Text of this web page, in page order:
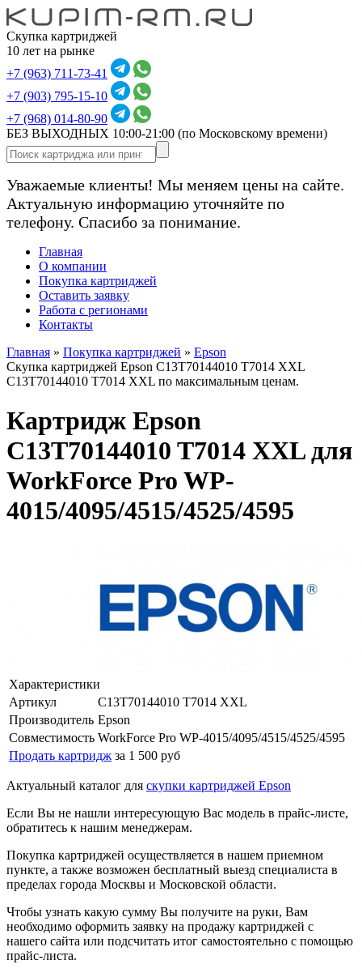
Скупка картриджей
10 лет на рынке
+7 (963) 711-73-41
+7 (903) 795-15-10
+7 (968) 014-80-90
БЕЗ ВЫХОДНЫХ 10:00-21:00 (по Московскому времени)
Уважаемые клиенты! Мы меняем цены на сайте.
Актуальную информацию уточняйте по
телефону. Спасибо за понимание.
Главная
О компании
Покупка картриджей
Оставить заявку
Работа с регионами
Контакты
Главная » Покупка картриджей » Epson
Скупка картриджей Epson C13T70144010 T7014 XXL
C13T70144010 T7014 XXL по максимальным ценам.
Картридж Epson
C13T70144010 T7014 XXL для
WorkForce Pro WP-
4015/4095/4515/4525/4595
Характеристики
Артикул
C13T70144010 T7014 XXL
Производитель Epson
Совместимость WorkForce Pro WP-4015/4095/4515/4525/4595
Продать картридж за 1 500 руб
Актуальный каталог для скупки картриджей Epson
Если Вы не нашли интересующую Вас модель в прайс-листе,
обратитесь к нашим менеджерам.
Покупка картриджей осуществляется в нашем приемном
пункте, а также возможен бесплатный выезд специалиста в
пределах города Москвы и Московской области.
Чтобы узнать какую сумму Вы получите на руки, Вам
необходимо оформить заявку на продажу картриджей с
нашего сайта или подсчитать итог самостоятельно с помощью
прайс-листа.